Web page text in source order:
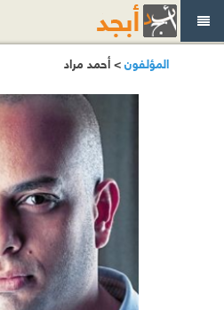
المؤلفون> أحمد مراد